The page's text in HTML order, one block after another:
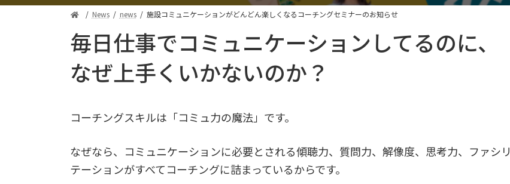
News news 施設コミュニケーションがどんどん楽しくなるコーチングセミナーのお知らせ
毎日仕事でコミュニケーションしてるのに、
なぜ上手くいかないのか？
コーチングスキルは「コミュ力の魔法」です。
なぜなら、コミュニケーションに必要とされる傾聴力、質問力、解像度、思考力、ファシリ
テーションがすべてコーチングに詰まっているからです。